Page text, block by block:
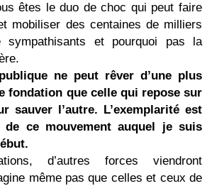
êtes le duo de choc qui peut faire
mobiliser des centaines de milliers
sympathisants et pourquoi pas la
ne peut rêver d’une plus
fondation que celle qui repose sur
sauver l’autre. L’exemplarité est
de ce mouvement auquel je suis
d’autres forces viendront
même pas que celles et ceux de